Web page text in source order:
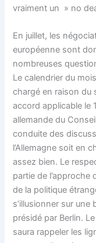
vraiment un » no
En juillet, les
européenne sont
nombreuses
Le calendrier du
chargé en raison du
accord applicable le
allemande du
conduite des
l’Allemagne soit en
assez bien. Le
partie de l’approche
de la politique
s’illusionner sur
présidé par Berlin.
saura rappeler les